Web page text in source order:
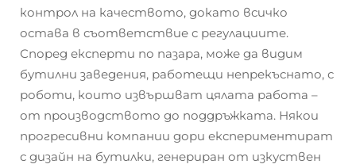
контрол на качеството, докато всичко
остава в съответствие с регулациите.
Според експерти по пазара, може да видим
бутилни заведения, работещи непрекъснато, с
роботи, които извършват цялата работа –
от производството до поддръжката. Някои
прогресивни компании дори експериментират
с дизайн на бутилки, генериран от изкуствен